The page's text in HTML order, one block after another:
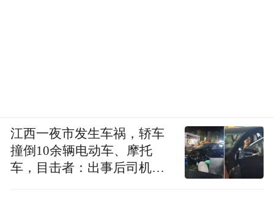
江西一夜市发生车祸，轿车
撞倒10余辆电动车、摩托
车，目击者：出事后司机一